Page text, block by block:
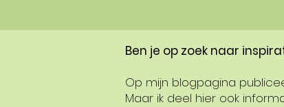
Ben je op zoek naar
Op mijn blogpagina
Maar ik deel hier ook